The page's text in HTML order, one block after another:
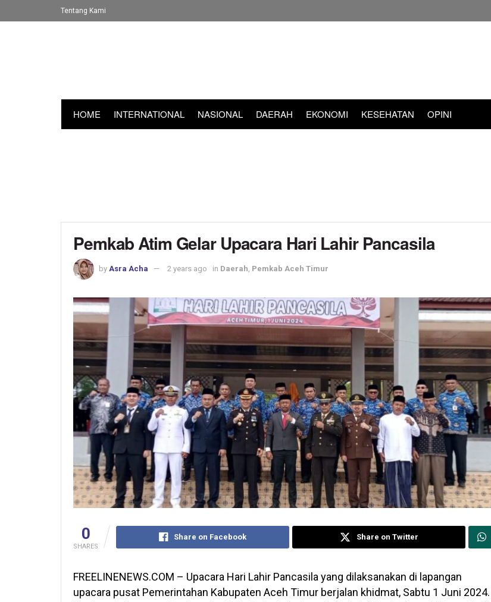
Tentang Kami
HOME INTERNATIONAL NASIONAL DAERAH EKONOMI KESEHATAN OPINI
Pemkab Atim Gelar Upacara Hari Lahir Pancasila
by Asra Acha 2 years ago in Daerah, Pemkab Aceh Timur
0
SHARES
Share on Facebook Share on Twitter
FREELINENEWS.COM – Upacara Hari Lahir Pancasila yang dilaksanakan di lapangan
upacara pusat Pemerintahan Kabupaten Aceh Timur berjalan khidmat, Sabtu 1 Juni 2024.